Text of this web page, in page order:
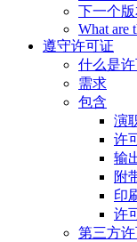
下一个
What are
遵守许可证
什么是许
需求
包含
演
许
输
附
印
许
第三方